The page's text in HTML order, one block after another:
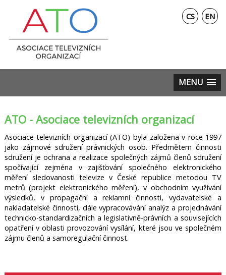
CS EN
MENU
ATO - Asociace televizních organizací
Asociace televizních organizací (ATO) byla založena v roce 1997
jako zájmové sdružení právnických osob. Předmětem činnosti
sdružení je ochrana a realizace společných zájmů členů sdružení
spočívající zejména v zajišťování společného elektronického
měření sledovanosti televize v České republice metodou TV
metrů (projekt elektronického měření), v obchodním využívání
výsledků, v propagační a reklamní činnosti, vydavatelské a
nakladatelské činnosti, dále vypracovávání analýz a projednávání
technicko-standardizačních a legislativně-právních a souvisejících
opatření v oblasti provozování vysílání, které jsou ve společném
zájmu členů a samoregulační činnost.